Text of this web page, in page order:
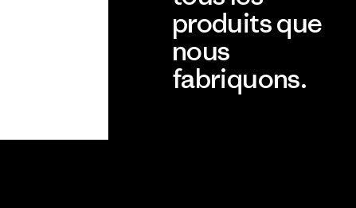
produits que
nous
fabriquons.